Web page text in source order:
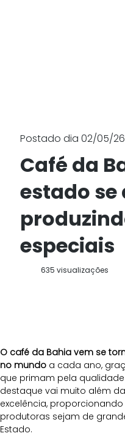
Postado dia 02/05/
Café da
estado se
especiais
635 visualizações
O café da Bahia vem se
no mundo a cada ano,
que primam pela
destaque vai muito além
excelência,
produtoras sejam de
Estado.